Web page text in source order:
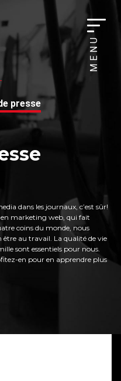
MENU
presse
dans les journaux, c’est sûr!
en marketing web, qui fait
coins du monde, nous
au travail. La qualité de vie
sont essentiels pour nous.
en pour en apprendre plus